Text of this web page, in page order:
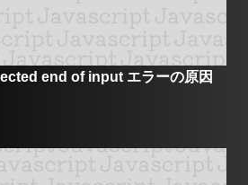
end of input エラーの原因